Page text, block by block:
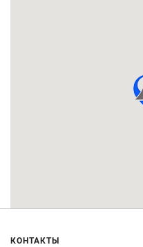
КОНТАКТЫ